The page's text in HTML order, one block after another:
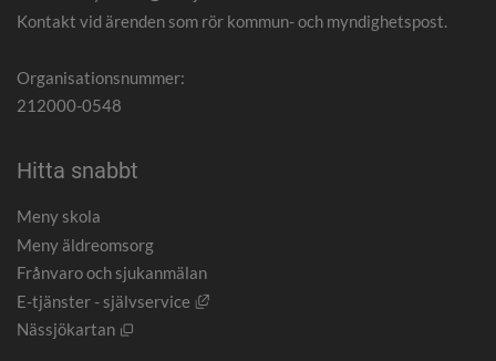
Kontakt vid ärenden som rör kommun- och myndighetspost.
Organisationsnummer:
212000-0548
Hitta snabbt
Meny skola
Meny äldreomsorg
Frånvaro och sjukanmälan
E-tjänster - självservice
Länk till annan webbplats, öppnas i
Nässjökartan
Öppnas i nytt fönster.